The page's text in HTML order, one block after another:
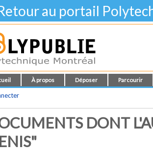
au portail
À propos Déposer Parcourir
DONT